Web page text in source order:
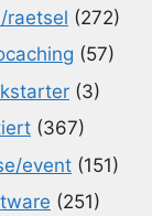
raetsel (272)
(57)
(3)
(367)
event (151)
(251)